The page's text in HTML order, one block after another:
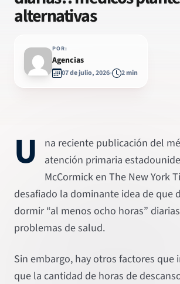
alternativas
POR:
Agencias
07 de julio, 2026 2 min
U
na reciente publicación del
atención primaria
McCormick en The New York
desafiado la dominante idea de que
dormir “al menos ocho horas”
problemas de salud.
Sin embargo, hay otros factores que
que la cantidad de horas de